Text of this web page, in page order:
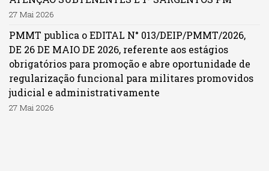
27 Mai 2026
PMMT publica o EDITAL N° 013/DEIP/PMMT/2026,
DE 26 DE MAIO DE 2026, referente aos estágios
obrigatórios para promoção e abre oportunidade de
regularização funcional para militares promovidos
judicial e administrativamente
27 Mai 2026